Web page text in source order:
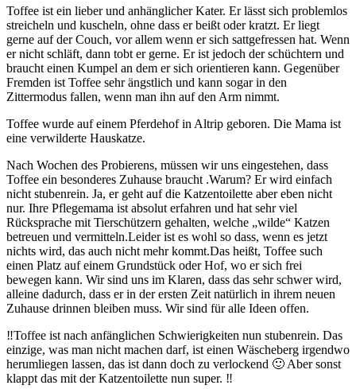
Toffee ist ein lieber und anhänglicher Kater. Er lässt sich problemlos
streicheln und kuscheln, ohne dass er beißt oder kratzt. Er liegt
gerne auf der Couch, vor allem wenn er sich sattgefressen hat. Wenn
er nicht schläft, dann tobt er gerne. Er ist jedoch der schüchtern und
braucht einen Kumpel an dem er sich orientieren kann. Gegenüber
Fremden ist Toffee sehr ängstlich und kann sogar in den
Zittermodus fallen, wenn man ihn auf den Arm nimmt.
Toffee wurde auf einem Pferdehof in Altrip geboren. Die Mama ist
eine verwilderte Hauskatze.
Nach Wochen des Probierens, müssen wir uns eingestehen, dass
Toffee ein besonderes Zuhause braucht .Warum? Er wird einfach
nicht stubenrein. Ja, er geht auf die Katzentoilette aber eben nicht
nur. Ihre Pflegemama ist absolut erfahren und hat sehr viel
Rücksprache mit Tierschützern gehalten, welche „wilde“ Katzen
betreuen und vermitteln.Leider ist es wohl so dass, wenn es jetzt
nichts wird, das auch nicht mehr kommt.Das heißt, Toffee such
einen Platz auf einem Grundstück oder Hof, wo er sich frei
bewegen kann. Wir sind uns im Klaren, dass das sehr schwer wird,
alleine dadurch, dass er in der ersten Zeit natürlich in ihrem neuen
Zuhause drinnen bleiben muss. Wir sind für alle Ideen offen.
‼️Toffee ist nach anfänglichen Schwierigkeiten nun stubenrein. Das
einzige, was man nicht machen darf, ist einen Wäscheberg irgendwo
herumliegen lassen, das ist dann doch zu verlockend 🙂 Aber sonst
klappt das mit der Katzentoilette nun super. ‼️